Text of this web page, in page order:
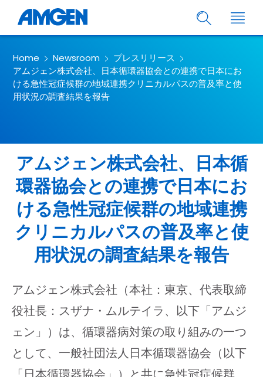
Home Newsroom
プレスリリース
アムジェン株式会社、日本循環器協会との連携で日本にお
ける急性冠症候群の地域連携クリニカルパスの普及率と使
用状況の調査結果を報告
アムジェン株式会社、日本循
環器協会との連携で日本にお
ける急性冠症候群の地域連携
クリニカルパスの普及率と使
用状況の調査結果を報告
アムジェン株式会社（本社：東京、代表取締
役社長：スザナ・ムルテイラ、以下「アムジ
ェン」）は、循環器病対策の取り組みの一つ
として、一般社団法人日本循環器協会（以下